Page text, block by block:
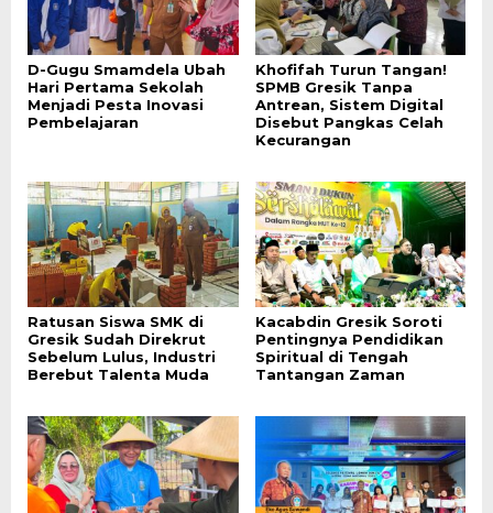
D-Gugu Smamdela Ubah
Hari Pertama Sekolah
Menjadi Pesta Inovasi
Pembelajaran
Khofifah Turun Tangan!
SPMB Gresik Tanpa
Antrean, Sistem Digital
Disebut Pangkas Celah
Kecurangan
Ratusan Siswa SMK di
Gresik Sudah Direkrut
Sebelum Lulus, Industri
Berebut Talenta Muda
Kacabdin Gresik Soroti
Pentingnya Pendidikan
Spiritual di Tengah
Tantangan Zaman